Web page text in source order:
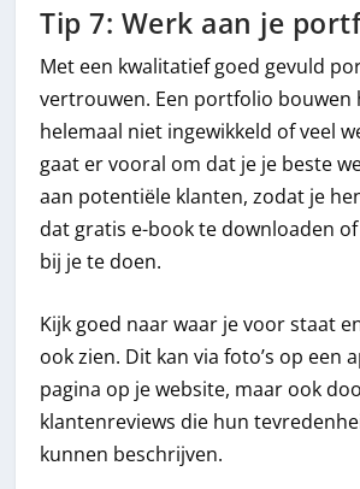
Tip 7: Werk aan je
Met een kwalitatief goed gevuld
vertrouwen. Een portfolio bouwen
helemaal niet ingewikkeld of veel
gaat er vooral om dat je je beste
aan potentiële klanten, zodat je
dat gratis e-book te downloaden
bij je te doen.
Kijk goed naar waar je voor staat
ook zien. Dit kan via foto’s op een
pagina op je website, maar ook
klantenreviews die hun
kunnen beschrijven.